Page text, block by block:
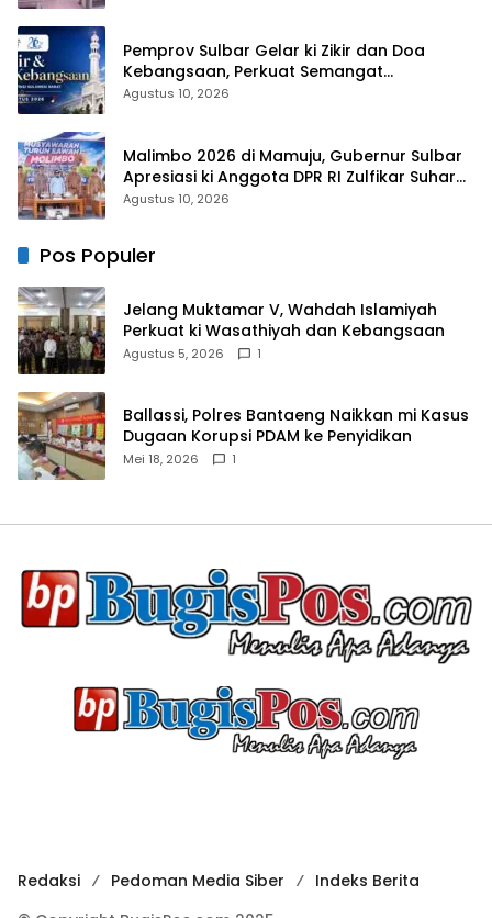
Pemprov Sulbar Gelar ki Zikir dan Doa
Kebangsaan, Perkuat Semangat
Kemerdekaan dan Persatuan
Agustus 10, 2026
Malimbo 2026 di Mamuju, Gubernur Sulbar
Apresiasi ki Anggota DPR RI Zulfikar Suhardi,
Petani Mamuju Dapat Alsintan dan Pupuk
Agustus 10, 2026
Pos Populer
Jelang Muktamar V, Wahdah Islamiyah
Perkuat ki Wasathiyah dan Kebangsaan
Agustus 5, 2026 1
Ballassi, Polres Bantaeng Naikkan mi Kasus
Dugaan Korupsi PDAM ke Penyidikan
Mei 18, 2026 1
Redaksi Pedoman Media Siber
Indeks Berita